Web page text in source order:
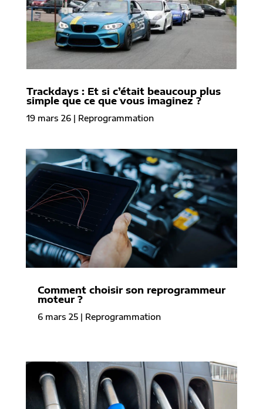
Trackdays : Et si c’était beaucoup plus
simple que ce que vous imaginez ?
19 mars 26| Reprogrammation
Comment choisir son reprogrammeur
moteur ?
6 mars 25| Reprogrammation